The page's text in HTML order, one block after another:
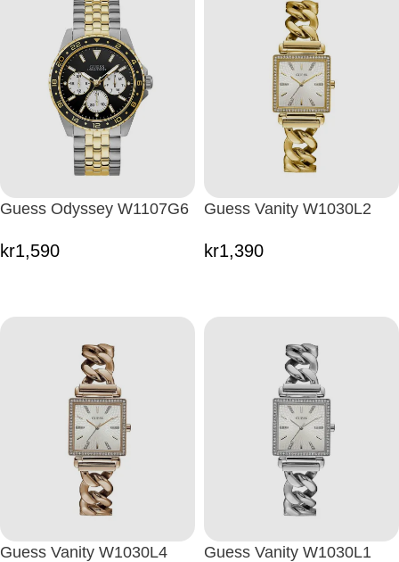
Guess Odyssey W1107G6
kr1,590
Guess Vanity W1030L2
kr1,390
Guess Vanity W1030L4 Guess Vanity W1030L1